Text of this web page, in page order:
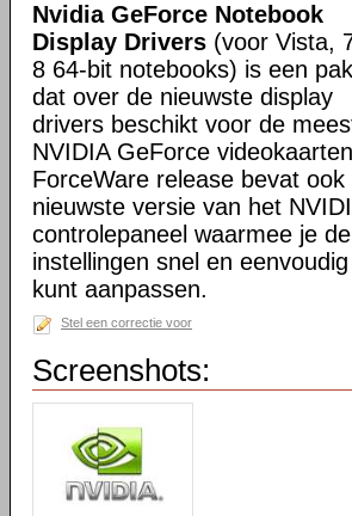
Nvidia GeForce Notebook
Display Drivers (voor Vista,
8 64-bit notebooks) is een
dat over de nieuwste display
drivers beschikt voor de
NVIDIA GeForce
ForceWare release bevat ook
nieuwste versie van het
controlepaneel waarmee je de
instellingen snel en eenvoudig
kunt aanpassen.
Stel een correctie voor
Screenshots: